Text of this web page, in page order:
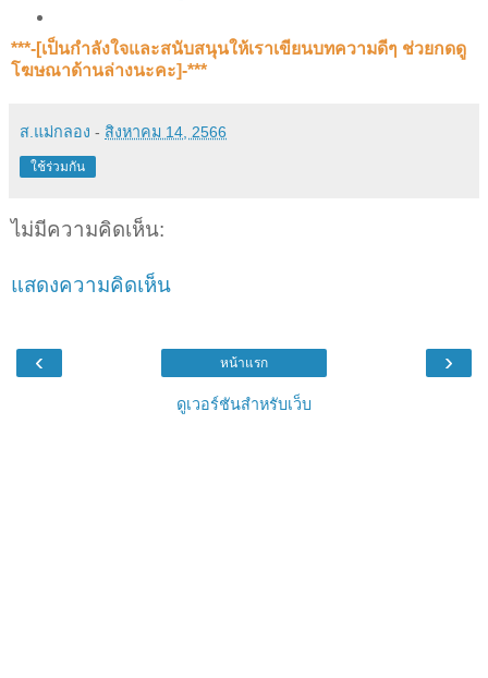
***-[เป็นกำลังใจและสนับสนุน​ให้เราเขียนบทความดีๆ ช่วยกดดู
โฆษณาด้านล่างนะคะ]-***
ส.แม่กลอง - สิงหาคม 14, 2566
ใช้ร่วมกัน
ไม่มีความคิดเห็น:
แสดงความคิดเห็น
‹ ›
หน้าแรก
ดูเวอร์ชันสำหรับเว็บ